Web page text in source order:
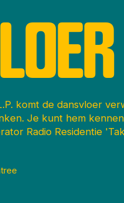
komt de dansvloer
Je kunt hem
Radio Residentie